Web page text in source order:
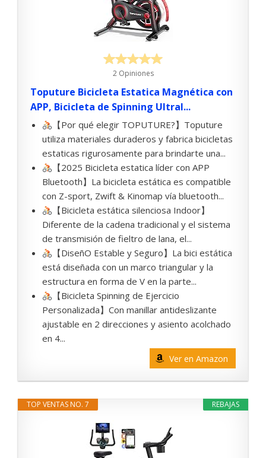
2 Opiniones
Toputure Bicicleta Estatica Magnética con
APP, Bicicleta de Spinning Ultral...
【Por qué elegir TOPUTURE?】Toputure
utiliza materiales duraderos y fabrica bicicletas
estaticas rigurosamente para brindarte una...
【2025 Bicicleta estatica líder con APP
Bluetooth】La bicicleta estática es compatible
con Z-sport, Zwift & Kinomap vía bluetooth...
【Bicicleta estática silenciosa Indoor】
Diferente de la cadena tradicional y el sistema
de transmisión de fieltro de lana, el...
【DiseñO Estable y Seguro】La bici estática
está diseñada con un marco triangular y la
estructura en forma de V en la parte...
【Bicicleta Spinning de Ejercicio
Personalizada】Con manillar antideslizante
ajustable en 2 direcciones y asiento acolchado
en 4...
Ver en Amazon
REBAJAS
TOP VENTAS NO. 7